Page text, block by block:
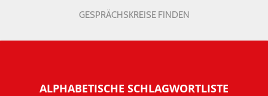
GESPRÄCHSKREISE FINDEN
ALPHABETISCHE SCHLAGWORTLISTE